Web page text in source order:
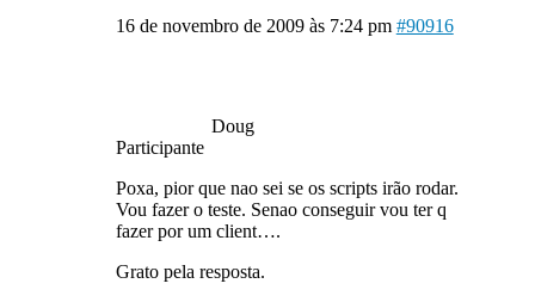
16 de novembro de 2009 às 7:24 pm #90916
Doug
Participante
Poxa, pior que nao sei se os scripts irão rodar.
Vou fazer o teste. Senao conseguir vou ter q
fazer por um client….
Grato pela resposta.